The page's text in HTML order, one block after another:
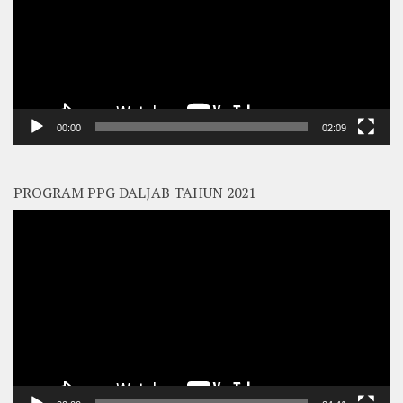
00:00 02:09
PROGRAM PPG DALJAB TAHUN 2021